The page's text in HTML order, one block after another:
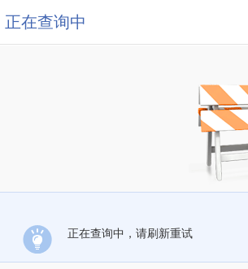
正在查询中
正在查询中，请刷新重试